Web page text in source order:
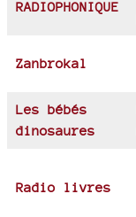
RADIOPHONIQUE
Zanbrokal
Les bébés
dinosaures
Radio livres